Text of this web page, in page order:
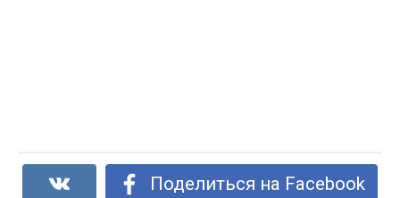
Поделиться на Facebook